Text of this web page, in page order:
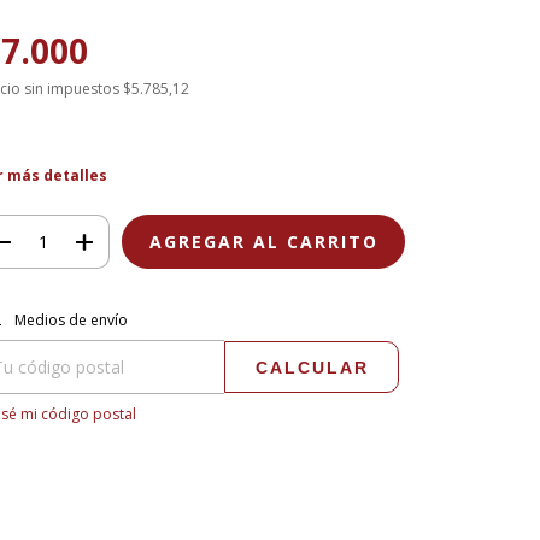
sin impuestos $5.785,12
más detalles
para el CP:
Medios de envío
CALCULAR
mi código postal